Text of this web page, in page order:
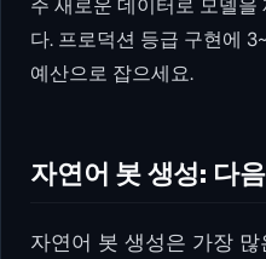
주 새로운 데이터로 모델
다. 프로덕션 등급 구현에
예산으로 잡으세요.
자연어 봇 생성: 다
자연어 봇 생성은 가장